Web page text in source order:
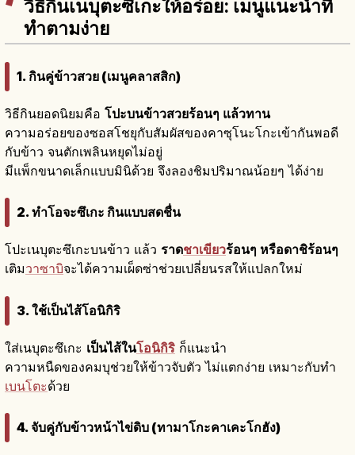
วิธีกินเนบุตะซึเกะให้อร่อย: เมนูแนะนำที่
ทำตามง่าย
1. กินคู่ข้าวสวย (เมนูคลาสสิก)
วิธีกินยอดนิยมคือ โปะบนข้าวสวยร้อนๆ แล้วทาน
ความอร่อยของซอสโชยุกับสัมผัสของคาซุโนะโกะเข้ากันพอดี
กับข้าว จนตักเพลินหยุดไม่อยู่
มีแพ็กขนาดเล็กแบบมินิด้วย จึงลองชิมปริมาณน้อยๆ ได้ง่าย
2. ทำโอจะซึเกะ กินแบบสดชื่น
โปะเนบุตะซึเกะบนข้าว แล้ว ราดชาเขียวร้อนๆ หรือดาชิร้อนๆ
เติมวาซาบิจะได้ความเผ็ดซ่าช่วยเปลี่ยนรสให้แปลกใหม่
3. ใช้เป็นไส้โอนิกิริ
ใส่เนบุตะซึเกะ เป็นไส้ในโอนิกิริ ก็แนะนำ
ความหนืดของคมบุช่วยให้ข้าวจับตัว ไม่แตกง่าย เหมาะกับทำ
เบนโตะด้วย
4. จับคู่กับข้าวหน้าไข่ดิบ (ทามาโกะคาเคะโกฮัง)